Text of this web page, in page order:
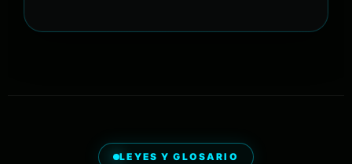
LEYES Y GLOSARIO